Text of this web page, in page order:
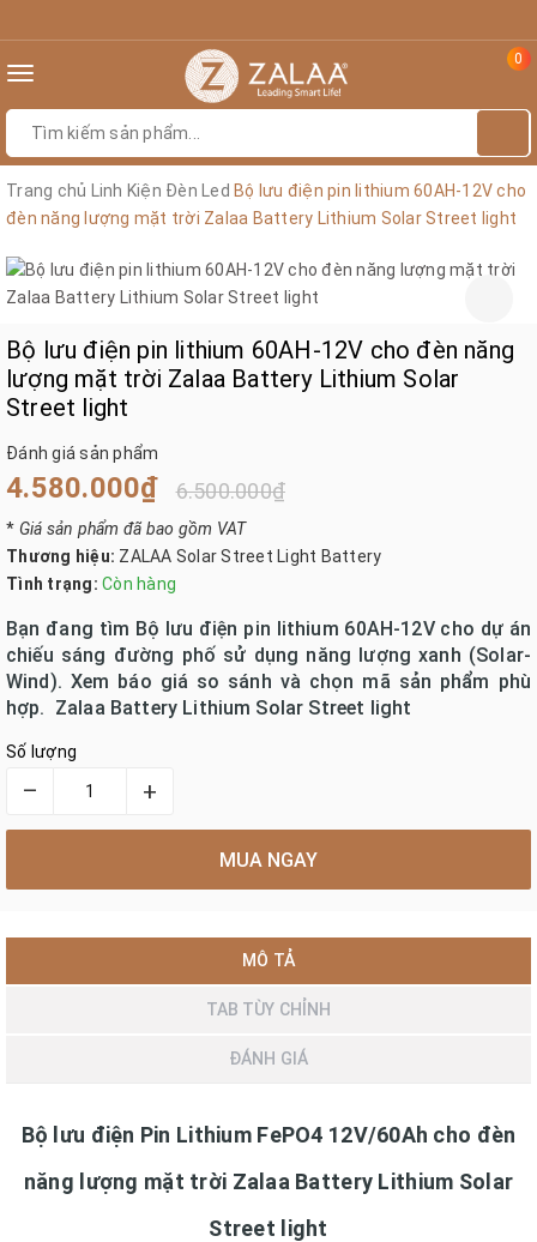
Toggle
0
Trang chủ Linh Kiện Đèn Led Bộ lưu điện pin lithium 60AH-12V cho
đèn năng lượng mặt trời Zalaa Battery Lithium Solar Street light
Bộ lưu điện pin lithium 60AH-12V cho đèn năng
lượng mặt trời Zalaa Battery Lithium Solar
Street light
Đánh giá sản phẩm
4.580.000₫ 6.500.000₫
* Giá sản phẩm đã bao gồm VAT
Thương hiệu: ZALAA Solar Street Light Battery
Tình trạng: Còn hàng
Bạn đang tìm Bộ lưu điện pin lithium 60AH-12V cho dự án
chiếu sáng đường phố sử dụng năng lượng xanh (Solar-
Wind). Xem báo giá so sánh và chọn mã sản phẩm phù
hợp. Zalaa Battery Lithium Solar Street light
Số lượng
– +
MUA NGAY
MÔ TẢ
TAB TÙY CHỈNH
ĐÁNH GIÁ
Bộ lưu điện Pin Lithium FePO4 12V/60Ah cho đèn
năng lượng mặt trời Zalaa Battery Lithium Solar
Street light